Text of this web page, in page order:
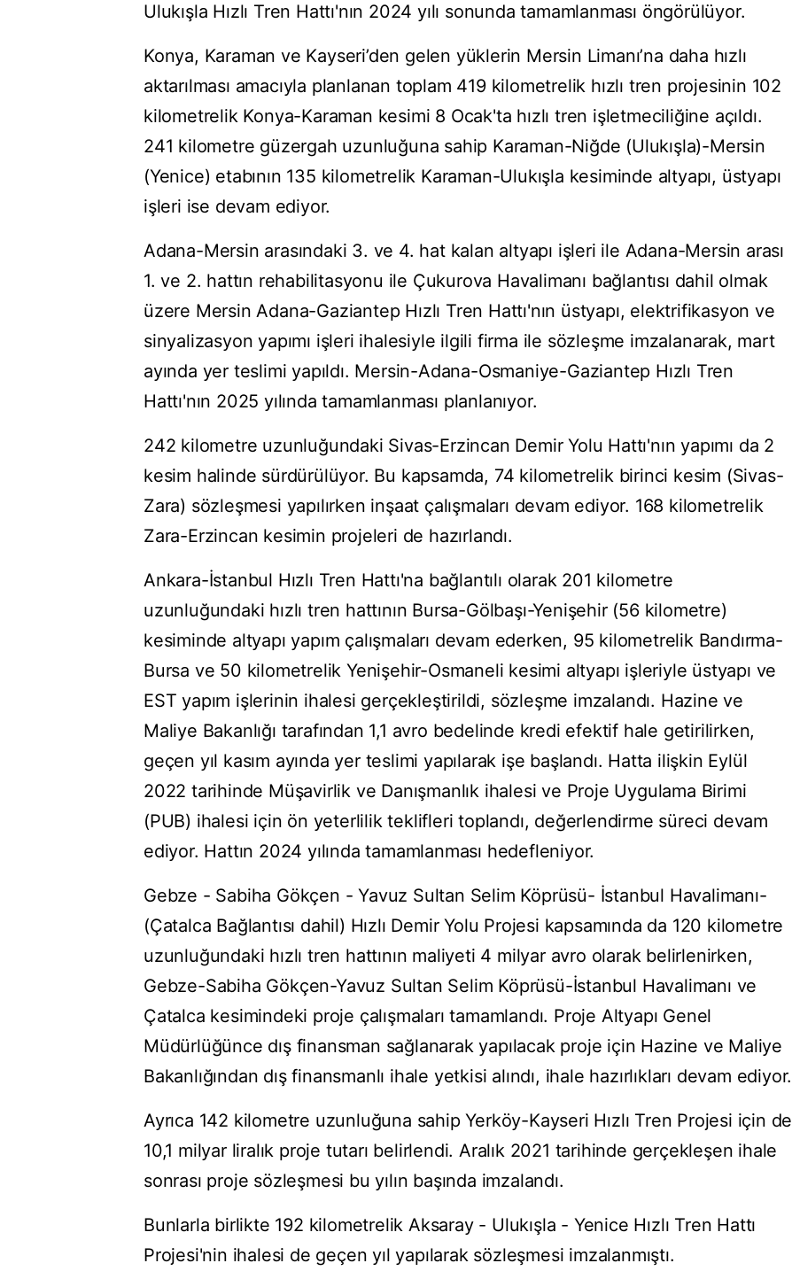
Ulukışla Hızlı Tren Hattı'nın 2024 yılı sonunda tamamlanması öngörülüyor.
Konya, Karaman ve Kayseri’den gelen yüklerin Mersin Limanı’na daha hızlı
aktarılması amacıyla planlanan toplam 419 kilometrelik hızlı tren projesinin 102
kilometrelik Konya-Karaman kesimi 8 Ocak'ta hızlı tren işletmeciliğine açıldı.
241 kilometre güzergah uzunluğuna sahip Karaman-Niğde (Ulukışla)-Mersin
(Yenice) etabının 135 kilometrelik Karaman-Ulukışla kesiminde altyapı, üstyapı
işleri ise devam ediyor.
Adana-Mersin arasındaki 3. ve 4. hat kalan altyapı işleri ile Adana-Mersin arası
1. ve 2. hattın rehabilitasyonu ile Çukurova Havalimanı bağlantısı dahil olmak
üzere Mersin Adana-Gaziantep Hızlı Tren Hattı'nın üstyapı, elektrifikasyon ve
sinyalizasyon yapımı işleri ihalesiyle ilgili firma ile sözleşme imzalanarak, mart
ayında yer teslimi yapıldı. Mersin-Adana-Osmaniye-Gaziantep Hızlı Tren
Hattı'nın 2025 yılında tamamlanması planlanıyor.
242 kilometre uzunluğundaki Sivas-Erzincan Demir Yolu Hattı'nın yapımı da 2
kesim halinde sürdürülüyor. Bu kapsamda, 74 kilometrelik birinci kesim (Sivas-
Zara) sözleşmesi yapılırken inşaat çalışmaları devam ediyor. 168 kilometrelik
Zara-Erzincan kesimin projeleri de hazırlandı.
Ankara-İstanbul Hızlı Tren Hattı'na bağlantılı olarak 201 kilometre
uzunluğundaki hızlı tren hattının Bursa-Gölbaşı-Yenişehir (56 kilometre)
kesiminde altyapı yapım çalışmaları devam ederken, 95 kilometrelik Bandırma-
Bursa ve 50 kilometrelik Yenişehir-Osmaneli kesimi altyapı işleriyle üstyapı ve
EST yapım işlerinin ihalesi gerçekleştirildi, sözleşme imzalandı. Hazine ve
Maliye Bakanlığı tarafından 1,1 avro bedelinde kredi efektif hale getirilirken,
geçen yıl kasım ayında yer teslimi yapılarak işe başlandı. Hatta ilişkin Eylül
2022 tarihinde Müşavirlik ve Danışmanlık ihalesi ve Proje Uygulama Birimi
(PUB) ihalesi için ön yeterlilik teklifleri toplandı, değerlendirme süreci devam
ediyor. Hattın 2024 yılında tamamlanması hedefleniyor.
Gebze - Sabiha Gökçen - Yavuz Sultan Selim Köprüsü- İstanbul Havalimanı-
(Çatalca Bağlantısı dahil) Hızlı Demir Yolu Projesi kapsamında da 120 kilometre
uzunluğundaki hızlı tren hattının maliyeti 4 milyar avro olarak belirlenirken,
Gebze-Sabiha Gökçen-Yavuz Sultan Selim Köprüsü-İstanbul Havalimanı ve
Çatalca kesimindeki proje çalışmaları tamamlandı. Proje Altyapı Genel
Müdürlüğünce dış finansman sağlanarak yapılacak proje için Hazine ve Maliye
Bakanlığından dış finansmanlı ihale yetkisi alındı, ihale hazırlıkları devam ediyor.
Ayrıca 142 kilometre uzunluğuna sahip Yerköy-Kayseri Hızlı Tren Projesi için de
10,1 milyar liralık proje tutarı belirlendi. Aralık 2021 tarihinde gerçekleşen ihale
sonrası proje sözleşmesi bu yılın başında imzalandı.
Bunlarla birlikte 192 kilometrelik Aksaray - Ulukışla - Yenice Hızlı Tren Hattı
Projesi'nin ihalesi de geçen yıl yapılarak sözleşmesi imzalanmıştı.